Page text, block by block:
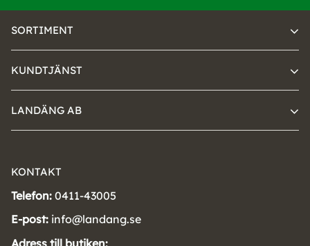
SORTIMENT
KUNDTJÄNST
LANDÄNG AB
KONTAKT
Telefon: 0411-43005
E-post: info@landang.se
Adress till butiken: